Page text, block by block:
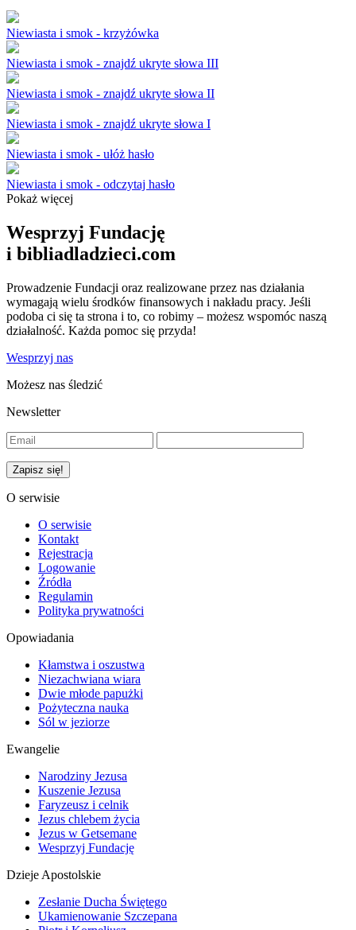
Niewiasta i smok - krzyżówka
Niewiasta i smok - znajdź ukryte słowa III
Niewiasta i smok - znajdź ukryte słowa II
Niewiasta i smok - znajdź ukryte słowa I
Niewiasta i smok - ułóż hasło
Niewiasta i smok - odczytaj hasło
Pokaż więcej
Wesprzyj Fundację
i bibliadladzieci.com
Prowadzenie Fundacji oraz realizowane przez nas działania
wymagają wielu środków finansowych i nakładu pracy. Jeśli
podoba ci się ta strona i to, co robimy – możesz wspomóc naszą
działalność. Każda pomoc się przyda!
Wesprzyj nas
Możesz nas śledzić
Newsletter
O serwisie
O serwisie
Kontakt
Rejestracja
Logowanie
Źródła
Regulamin
Polityka prywatności
Opowiadania
Kłamstwa i oszustwa
Niezachwiana wiara
Dwie młode papużki
Pożyteczna nauka
Sól w jeziorze
Ewangelie
Narodziny Jezusa
Kuszenie Jezusa
Faryzeusz i celnik
Jezus chlebem życia
Jezus w Getsemane
Wesprzyj Fundację
Dzieje Apostolskie
Zesłanie Ducha Świętego
Ukamienowanie Szczepana